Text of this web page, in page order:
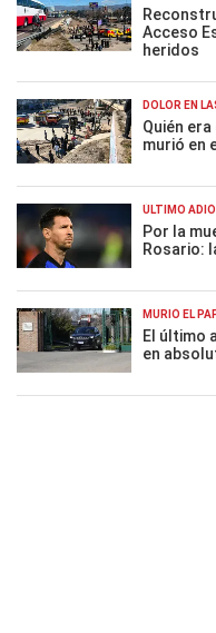
Acceso
heridos
DOLOR EN
Quién
murió en
ÚLTIMO
Por la
Rosario:
MURIÓ EL
El último
en